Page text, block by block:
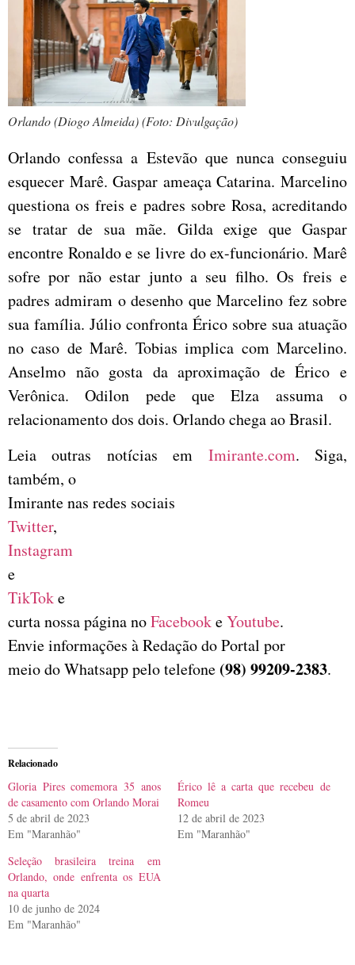
Orlando (Diogo Almeida) (Foto: Divulgação)
Orlando confessa a Estevão que nunca conseguiu
esquecer Marê. Gaspar ameaça Catarina. Marcelino
questiona os freis e padres sobre Rosa, acreditando
se tratar de sua mãe. Gilda exige que Gaspar
encontre Ronaldo e se livre do ex-funcionário. Marê
sofre por não estar junto a seu filho. Os freis e
padres admiram o desenho que Marcelino fez sobre
sua família. Júlio confronta Érico sobre sua atuação
no caso de Marê. Tobias implica com Marcelino.
Anselmo não gosta da aproximação de Érico e
Verônica. Odilon pede que Elza assuma o
relacionamento dos dois. Orlando chega ao Brasil.
Leia outras notícias em Imirante.com. Siga,
também, o
Imirante nas redes sociais
Twitter,
Instagram
e
TikToke
curta nossa página noFacebookeYoutube.
Envie informações à Redação do Portal por
meio do Whatsapp pelo telefone (98) 99209-2383.
Relacionado
Gloria Pires comemora 35 anos
de casamento com Orlando Morai
5 de abril de 2023
Em "Maranhão"
Érico lê a carta que recebeu de
Romeu
12 de abril de 2023
Em "Maranhão"
Seleção brasileira treina em
Orlando, onde enfrenta os EUA
na quarta
10 de junho de 2024
Em "Maranhão"